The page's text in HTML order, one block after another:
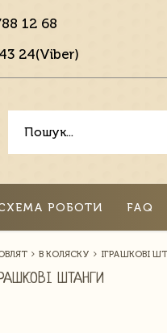
12 68
24(Viber)
РОБОТИ FAQ
В КОЛЯСКУ ІГРАШКОВІ
ШТАНГИ